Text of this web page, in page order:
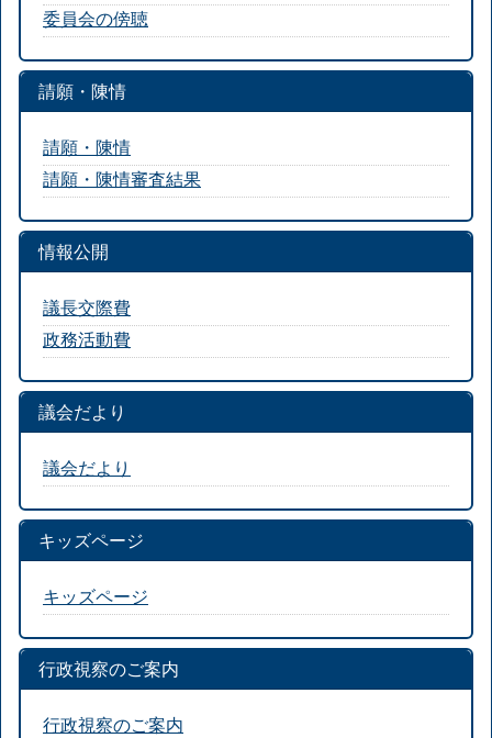
委員会の傍聴
請願・陳情
請願・陳情
請願・陳情審査結果
情報公開
議長交際費
政務活動費
議会だより
議会だより
キッズページ
キッズページ
行政視察のご案内
行政視察のご案内